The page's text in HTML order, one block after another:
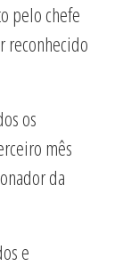
pelo chefe
reconhecido
os
mês
da
e